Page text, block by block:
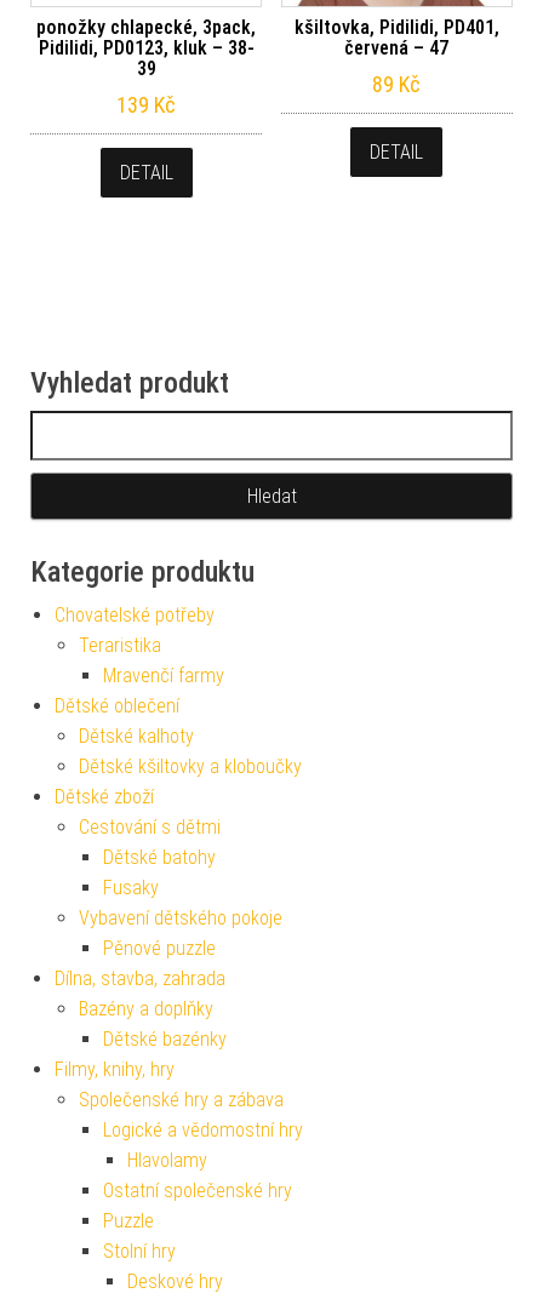
ponožky chlapecké, 3pack,
Pidilidi, PD0123, kluk – 38-
39
139 Kč
DETAIL
kšiltovka, Pidilidi, PD401,
červená – 47
89 Kč
DETAIL
Vyhledat produkt
Kategorie produktu
Chovatelské potřeby
Teraristika
Mravenčí farmy
Dětské oblečení
Dětské kalhoty
Dětské kšiltovky a kloboučky
Dětské zboží
Cestování s dětmi
Dětské batohy
Fusaky
Vybavení dětského pokoje
Pěnové puzzle
Dílna, stavba, zahrada
Bazény a doplňky
Dětské bazénky
Filmy, knihy, hry
Společenské hry a zábava
Logické a vědomostní hry
Hlavolamy
Ostatní společenské hry
Puzzle
Stolní hry
Deskové hry